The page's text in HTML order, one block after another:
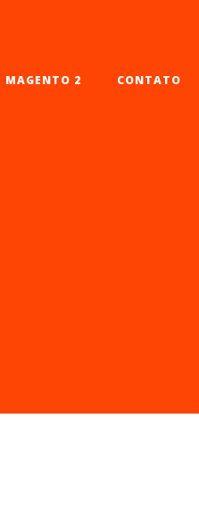
MAGENTO 2 CONTATO